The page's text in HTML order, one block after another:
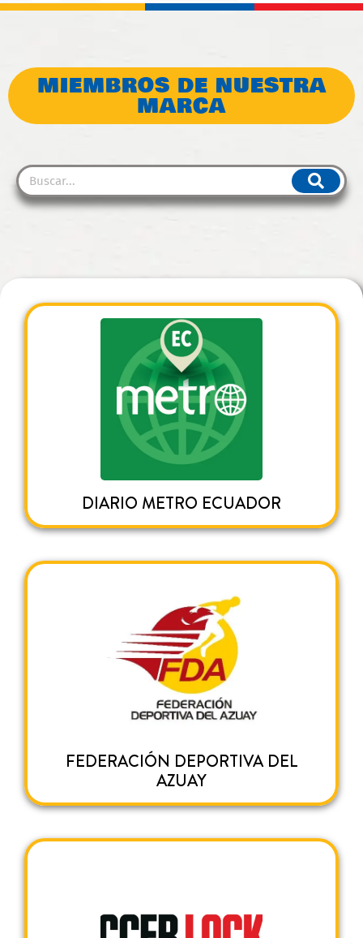
MIEMBROS DE NUESTRA
MARCA
DIARIO METRO ECUADOR
FEDERACIÓN DEPORTIVA DEL
AZUAY